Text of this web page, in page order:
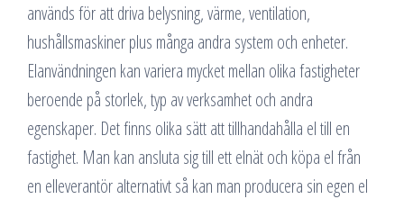
används för att driva belysning, värme, ventilation,
hushållsmaskiner plus många andra system och enheter.
Elanvändningen kan variera mycket mellan olika fastigheter
beroende på storlek, typ av verksamhet och andra
egenskaper. Det finns olika sätt att tillhandahålla el till en
fastighet. Man kan ansluta sig till ett elnät och köpa el från
en elleverantör alternativt så kan man producera sin egen el